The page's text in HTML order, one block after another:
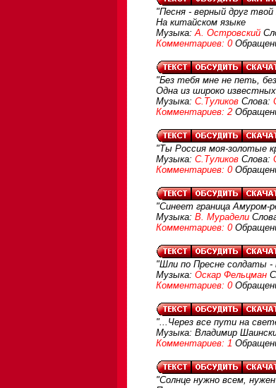
"Песня - верный друг твой
На китайском языке
Музыка:А. Островский
Комментариев: 0
"Без тебя мне не петь,
Одна из широко
Музыка: С.Туликов Слова:
Комментариев: 2
"Ты Россия моя-золотые
Музыка: С.Туликов Слова:
Комментариев: 0
"Синеет граница Амуром-
Музыка: В. Мурадели
Комментариев: 0
"Шли по Пресне солдаты -
Музыка: Оскар Фельцман
Комментариев: 0
"...Через все пути на
Музыка: Владимир
Комментариев: 1
"Солнце нужно всем,